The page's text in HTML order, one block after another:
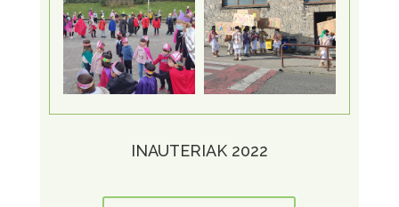
INAUTERIAK 2022